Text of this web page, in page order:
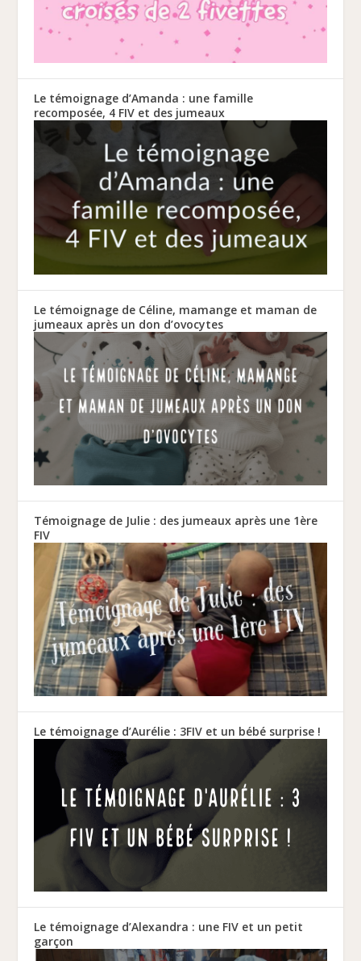
Le témoignage d’Amanda : une famille
recomposée, 4 FIV et des jumeaux
Le témoignage de Céline, mamange et maman de
jumeaux après un don d’ovocytes
Témoignage de Julie : des jumeaux après une 1ère
FIV
Le témoignage d’Aurélie : 3FIV et un bébé surprise !
Le témoignage d’Alexandra : une FIV et un petit
garçon